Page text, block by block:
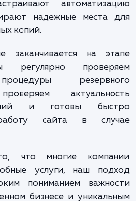
Это может быть
базы данных,
каждого сайта
поэтому мы
резервного
вашим
Наши специалисты
частоту
надежные места
копий.